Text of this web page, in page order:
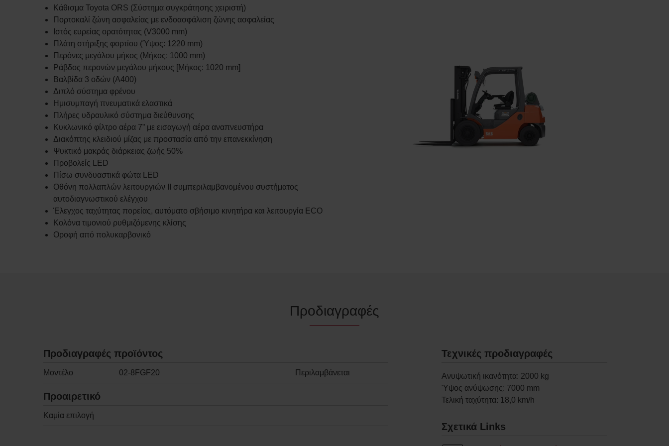
Κάθισμα Toyota ORS (Σύστημα συγκράτησης χειριστή)
Πορτοκαλί ζώνη ασφαλείας με ενδοασφάλιση ζώνης ασφαλείας
Ιστός ευρείας ορατότητας (V3000 mm)
Πλάτη στήριξης φορτίου (Ύψος: 1220 mm)
Περόνες μεγάλου μήκος (Μήκος: 1000 mm)
Ράβδος περονών μεγάλου μήκους [Μήκος: 1020 mm]
Βαλβίδα 3 οδών (A400)
Διπλό σύστημα φρένου
Ημισυμπαγή πνευματικά ελαστικά
Πλήρες υδραυλικό σύστημα διεύθυνσης
Κυκλωνικό φίλτρο αέρα 7” με εισαγωγή αέρα αναπνευστήρα
Διακόπτης κλειδιού μίζας με προστασία από την επανεκκίνηση
Ψυκτικό μακράς διάρκειας ζωής 50%
Προβολείς LED
Πίσω συνδυαστικά φώτα LED
Οθόνη πολλαπλών λειτουργιών II συμπεριλαμβανομένου συστήματος
αυτοδιαγνωστικού ελέγχου
Έλεγχος ταχύτητας πορείας, αυτόματο σβήσιμο κινητήρα και λειτουργία ECO
Κολόνα τιμονιού ρυθμιζόμενης κλίσης
Οροφή από πολυκαρβονικό
Προδιαγραφές
Προδιαγραφές προϊόντος
Μοντέλο 02-8FGF20 Περιλαμβάνεται
Προαιρετικό
Καμία επιλογή
Τεχνικές προδιαγραφές
Ανυψωτική ικανότητα: 2000 kg
Ύψος ανύψωσης: 7000 mm
Τελική ταχύτητα: 18,0 km/h
Σχετικά Links